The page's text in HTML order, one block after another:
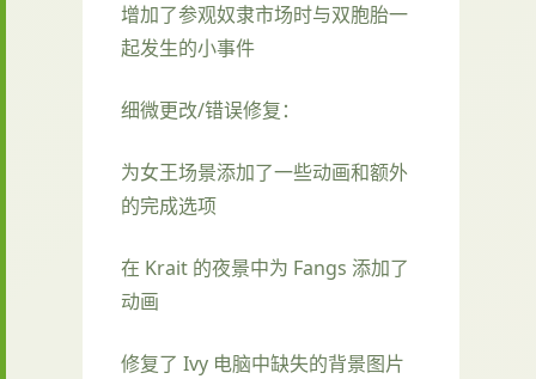
增加了参观奴隶市场时与双胞胎一
起发生的小事件
细微更改/错误修复：
为女王场景添加了一些动画和额外
的完成选项
在 Krait 的夜景中为 Fangs 添加了
动画
修复了 Ivy 电脑中缺失的背景图片